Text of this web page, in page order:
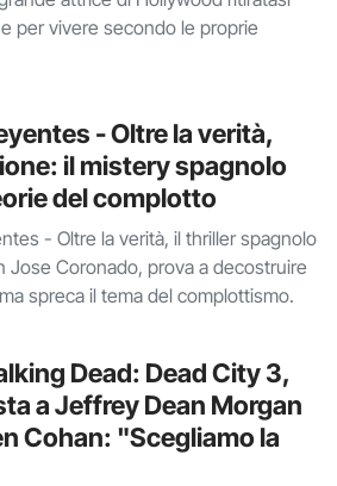
per vivere secondo le proprie
- Oltre la verità,
il mistery spagnolo
del complotto
- Oltre la verità, il thriller spagnolo
Jose Coronado, prova a decostruire
spreca il tema del complottismo.
Dead: Dead City 3,
a Jeffrey Dean Morgan
Cohan: "Scegliamo la